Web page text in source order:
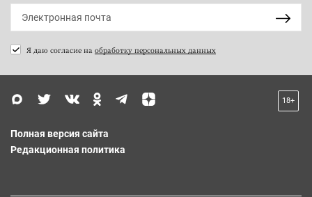
Я даю согласие на обработку персональных данных
18+
Полная версия сайта
Редакционная политика